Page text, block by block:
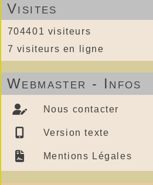
Visites
704401 visiteurs
7 visiteurs en ligne
Webmaster - Infos
Nous contacter
Version texte
Mentions Légales